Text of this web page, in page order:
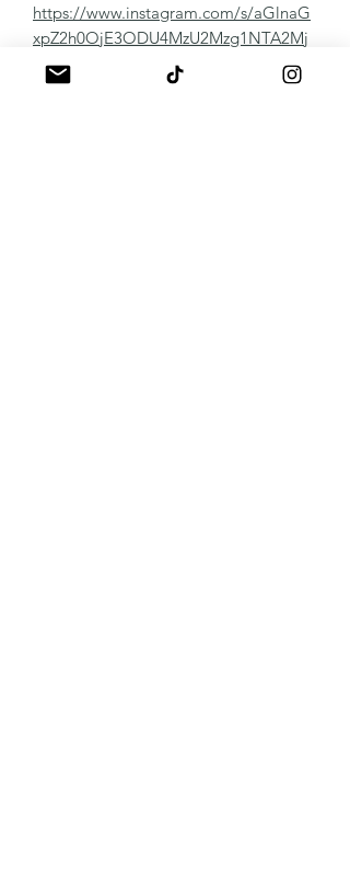
https://www.instagram.com/s/aGlnaG
xpZ2h0OjE3ODU4MzU2Mzg1NTA2Mj
g2?utm_medium=copy_link
Panaché de vos réalisations